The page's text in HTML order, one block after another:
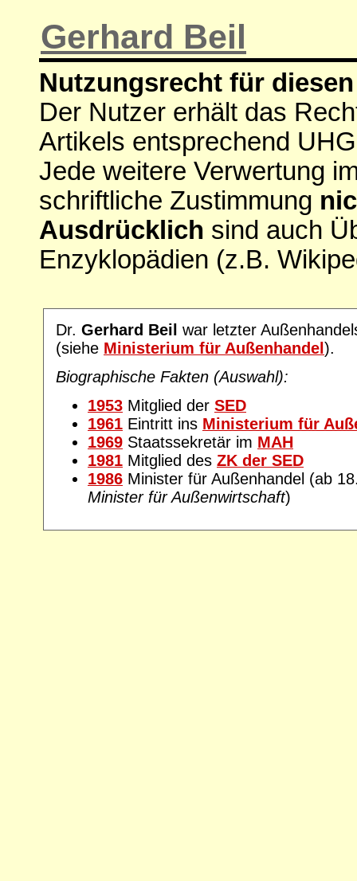
Gerhard Beil
Nutzungsrecht für
Der Nutzer erhält das
Artikels entsprechend
Jede weitere Verwertung
schriftliche Zustimmung
Ausdrücklich sind auch
Enzyklopädien (z.B.
Dr. Gerhard Beil war letzter
(siehe Ministerium für Außenhandel).
Biographische Fakten (Auswahl):
1953 Mitglied der SED
1961 Eintritt ins Ministerium für
1969 Staatssekretär im MAH
1981 Mitglied des ZK der SED
1986 Minister für Außenhandel (ab
Minister für Außenwirtschaft)